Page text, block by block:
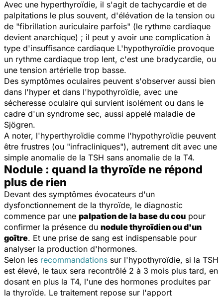
Avec une hyperthyroïdie, il s'agit de tachycardie et de
palpitations le plus souvent, d'élévation de la tension ou
de "fibrillation auriculaire parfois" (le rythme cardiaque
devient anarchique) ; il peut y avoir une complication à
type d'insuffisance cardiaque L'hypothyroïdie provoque
un rythme cardiaque trop lent, c'est une bradycardie, ou
une tension artérielle trop basse.
Des symptômes oculaires peuvent s'observer aussi bien
dans l'hyper et dans l'hypothyroïdie, avec une
sécheresse oculaire qui survient isolément ou dans le
cadre d'un syndrome sec, aussi appelé maladie de
Sjögren.
A noter, l'hyperthyroïdie comme l'hypothyroïdie peuvent
être frustres (ou "infracliniques"), autrement dit avec une
simple anomalie de la TSH sans anomalie de la T4.
Nodule : quand la thyroïde ne répond
plus de rien
Devant des symptômes évocateurs d'un
dysfonctionnement de la thyroïde, le diagnostic
commence par une palpation de la base du cou pour
confirmer la présence du nodule thyroïdien ou d'un
goître. Et une prise de sang est indispensable pour
analyser la production d'hormones.
Selon les recommandations sur l'hypothyroïdie, si la TSH
est élevé, le taux sera recontrôlé 2 à 3 mois plus tard, en
dosant en plus la T4, l'une des hormones produites par
la thyroïde. Le traitement repose sur l'apport